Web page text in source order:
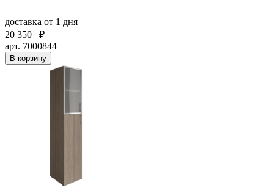
доставка от 1 дня
20 350
₽
арт. 7000844
В корзину